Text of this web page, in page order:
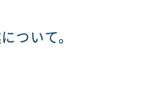
ついて。